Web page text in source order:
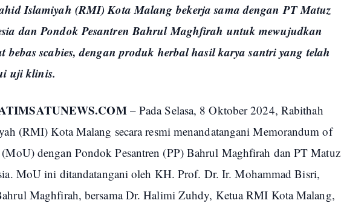
Islamiyah (RMI) Kota Malang bekerja sama dengan PT Matuz
dan Pondok Pesantren Bahrul Maghfirah untuk mewujudkan
bebas scabies, dengan produk herbal hasil karya santri yang telah
uji klinis.
– Pada Selasa, 8 Oktober 2024, Rabithah
(RMI) Kota Malang secara resmi menandatangani Memorandum of
dengan Pondok Pesantren (PP) Bahrul Maghfirah dan PT Matuz
MoU ini ditandatangani oleh KH. Prof. Dr. Ir. Mohammad Bisri,
Maghfirah, bersama Dr. Halimi Zuhdy, Ketua RMI Kota Malang,